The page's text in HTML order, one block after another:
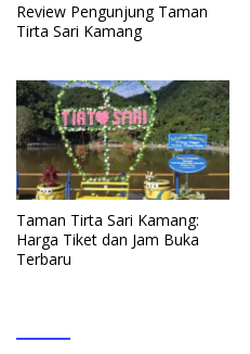
Review Pengunjung Taman
Tirta Sari Kamang
Taman Tirta Sari Kamang:
Harga Tiket dan Jam Buka
Terbaru